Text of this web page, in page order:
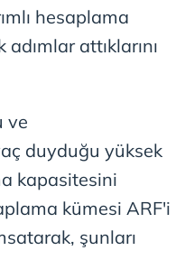
hesaplama
attıklarını
ve
duyduğu yüksek
kapasitesini
kümesi ARF'i
şunları